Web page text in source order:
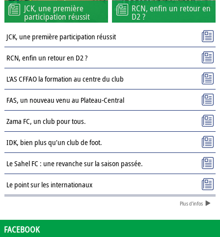
JCK, une première
participation réussit
RCN, enfin un retour en
D2 ?
JCK, une première participation réussit
RCN, enfin un retour en D2 ?
L’AS CFFAO la formation au centre du club
FAS, un nouveau venu au Plateau-Central
Zama FC, un club pour tous.
IDK, bien plus qu’un club de foot.
Le Sahel FC : une revanche sur la saison passée.
Le point sur les internationaux
Présentation des clubs de D3 : ASPC Tenkodogo
Plus d'infos
FACEBOOK